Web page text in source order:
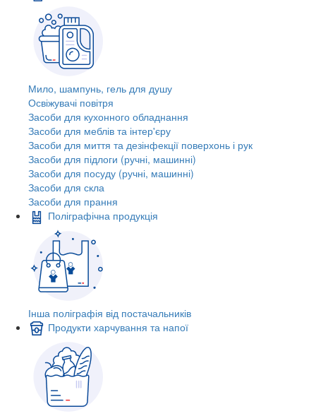
Мило, шампунь, гель для душу
Освіжувачі повітря
Засоби для кухонного обладнання
Засоби для меблів та інтер'єру
Засоби для миття та дезінфекції поверхонь і рук
Засоби для підлоги (ручні, машинні)
Засоби для посуду (ручні, машинні)
Засоби для скла
Засоби для прання
Поліграфічна продукція
Інша поліграфія від постачальників
Продукти харчування та напої